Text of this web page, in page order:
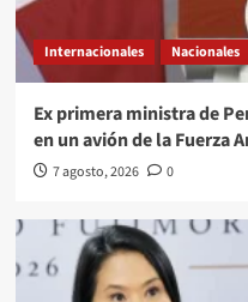
Internacionales Nacionales
Ex primera ministra de
en un avión de la Fuerza
7 agosto, 2026 0